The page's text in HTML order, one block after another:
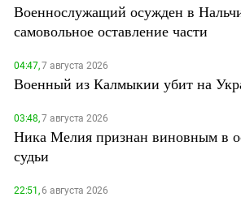
Военнослужащий осужден в
самовольное оставление части
04:47,7 августа 2026
Военный из Калмыкии убит на
03:48,7 августа 2026
Ника Мелия признан виновным в
судьи
22:51,6 августа 2026